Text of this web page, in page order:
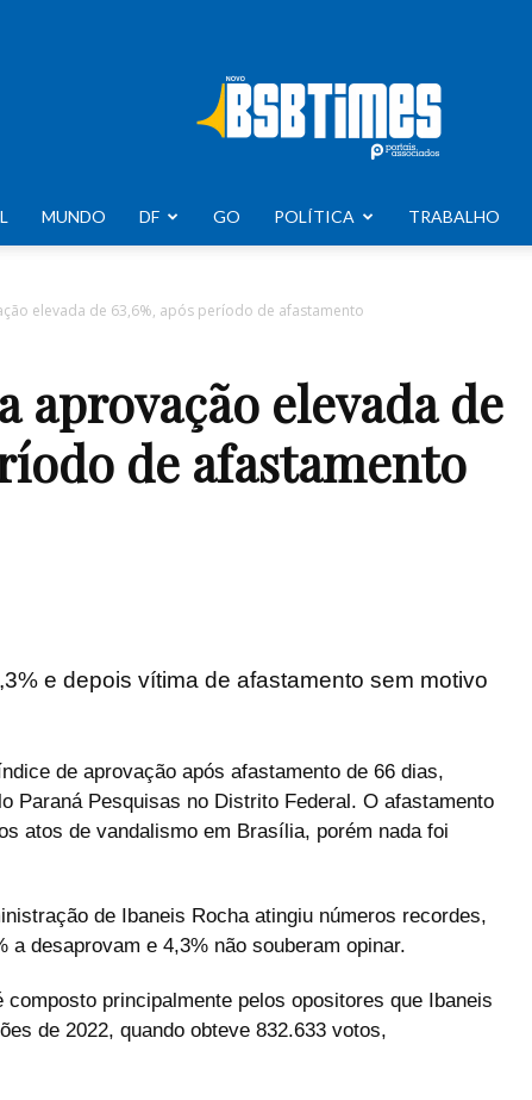
Times
MUNDO DF GO POLÍTICA TRABALHO
elevada de 63,6%, após período de afastamento
aprovação elevada de
de afastamento
e depois vítima de afastamento sem motivo
de aprovação após afastamento de 66 dias,
Paraná Pesquisas no Distrito Federal. O afastamento
atos de vandalismo em Brasília, porém nada foi
de Ibaneis Rocha atingiu números recordes,
a desaprovam e 4,3% não souberam opinar.
principalmente pelos opositores que Ibaneis
de 2022, quando obteve 832.633 votos,